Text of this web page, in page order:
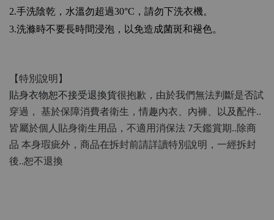
2.手洗陰乾，水溫勿超過30°C ，請勿下洗衣機。
3.洗滌時不要長時間浸泡，以免造成菌斑和褪色。
【特別說明】
貼身衣物恕不接受退換貨很抱歉，由於我們無法判斷是否試
穿過，
基於保障消費者衛生，情趣內衣、內褲、以及配件..
皆屬於個人貼身衛生用品，不適用消保法 7天鑑賞期..除商
品 本身瑕疵外，商品在拆封前請詳讀特別說明，一經拆封
後..恕不退換